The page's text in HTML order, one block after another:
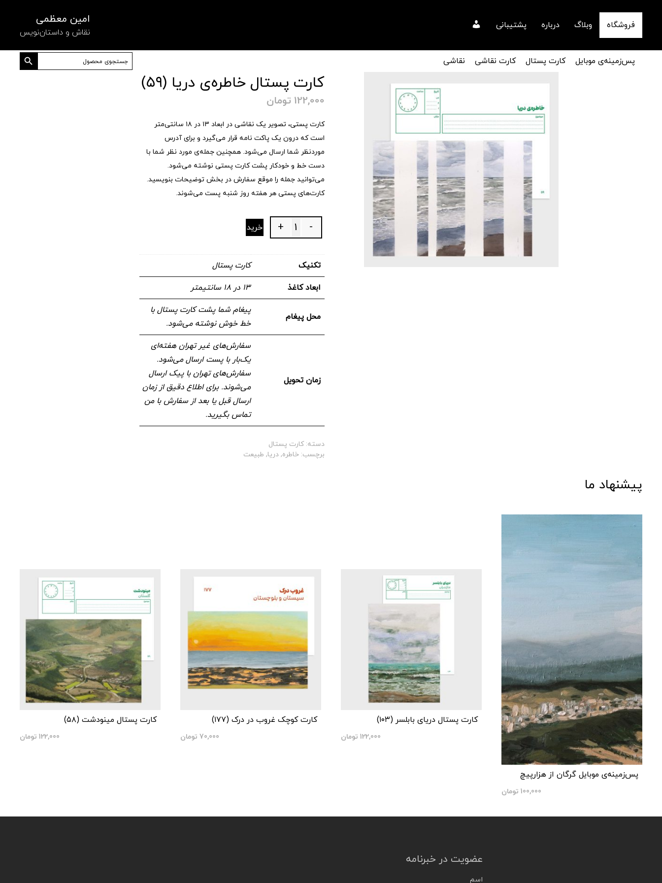
فروشگاه وبلاگ درباره پشتیبانی امین معظمی
نقاش و داستان‌نویس
پس‌زمینه‌ی موبایل کارت پستال کارت نقاشی نقاشی جستجو
برای:
دکمه جستجو
کارت پستال خاطره‌ی دریا (۵۹)
122,000 تومان
کارت پستی، تصویر یک نقاشی در ابعاد ۱۳ در ۱۸ سانتی‌متر
است که درون یک پاکت نامه قرار می‌گیرد و برای آدرس
موردنظر شما ارسال می‌شود. همچنین جمله‌ی مورد نظر شما با
دست خط و خودکار پشت کارت پستی نوشته می‌شود.
می‌توانید جمله را موقع سفارش در بخش توضیحات بنویسید.
کارت‌های پستی هر هفته روز شنبه پست می‌شوند.
Quantity -
+ خرید
تکنیک کارت پستال
ابعاد کاغذ ۱۳ در ۱۸ سانتیمتر
محل پیغام
پیغام شما پشت کارت پستال با
خط خوش نوشته می‌شود.
زمان تحویل
سفارش‌های غیر تهران هفته‌ای
یک‌بار با پست ارسال می‌شود.
سفارش‌های تهران با پیک ارسال
می‌شوند. برای اطلاع دقیق از زمان
ارسال قبل یا بعد از سفارش با من
تماس بگیرید.
دسته:کارت پستال
برچسب:خاطره,دریا, طبیعت
پیشنهاد ما
پس‌زمینه‌ی موبایل گرگان از هزارپیچ
100,000 تومان
کارت پستال دریای بابلسر (۱۰۳)
122,000 تومان
کارت کوچک غروب در درک (۱۷۷)
70,000 تومان
کارت پستال مینودشت (۵۸)
122,000 تومان
عضویت در خبرنامه
اسم